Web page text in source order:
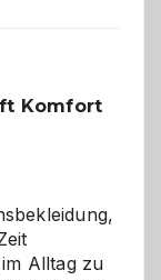
Komfort
Alltag zu